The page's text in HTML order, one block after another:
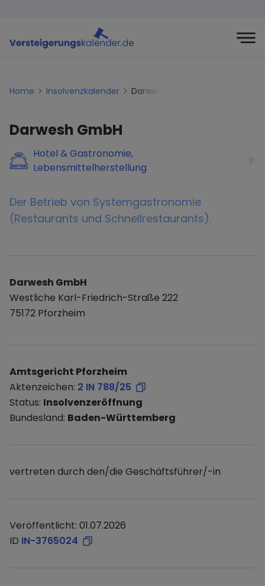
Home Insolvenzkalender Darwesh-gmbh
Darwesh GmbH
Hotel & Gastronomie,
Lebensmittelherstellung
i
Der Betrieb von Systemgastronomie
(Restaurants und Schnellrestaurants).
Darwesh GmbH
Westliche Karl-Friedrich-Straße 222
75172 Pforzheim
Amtsgericht Pforzheim
Aktenzeichen: 2 IN 788/25
Status: Insolvenzeröffnung
Bundesland: Baden-Württemberg
vertreten durch den/die Geschäftsführer/-in
Veröffentlicht: 01.07.2026
ID IN-3765024